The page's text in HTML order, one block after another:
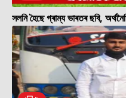
সলনি হৈছে গ্ৰাম্য ভাৰতৰ ছবি,